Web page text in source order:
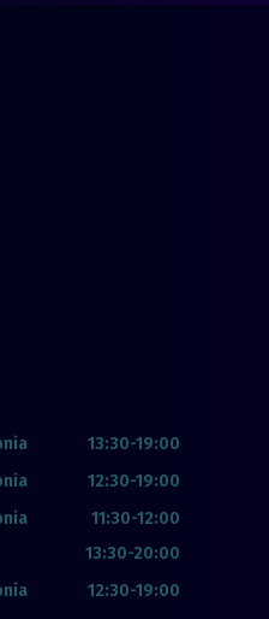
13:30-19:00
12:30-19:00
11:30-12:00
13:30-20:00
12:30-19:00